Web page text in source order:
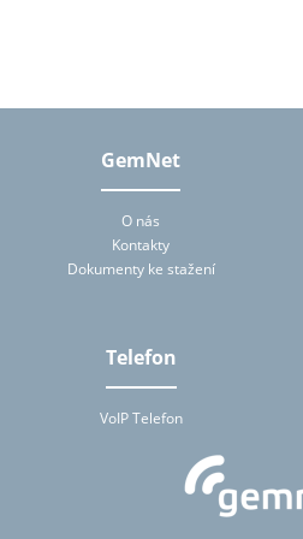
uzavřených podle
správcem (zejména právo
zpracování, rozsahu
Správce mu tuto informaci
úhradu nepřevyšující
předá. Zjistí-li subjekt
v rozporu s ochranou jeho
stavu. Subjekt údajů je
GemNet
O nás
Kontakty
Dokumenty ke stažení
Telefon
VoIP Telefon